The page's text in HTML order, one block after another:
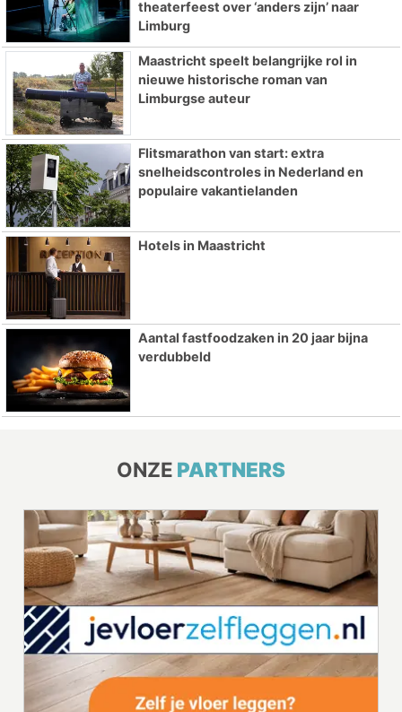
theaterfeest over ‘anders zijn’ naar
Limburg
Maastricht speelt belangrijke rol in
nieuwe historische roman van
Limburgse auteur
Flitsmarathon van start: extra
snelheidscontroles in Nederland en
populaire vakantielanden
Hotels in Maastricht
Aantal fastfoodzaken in 20 jaar bijna
verdubbeld
ONZE PARTNERS